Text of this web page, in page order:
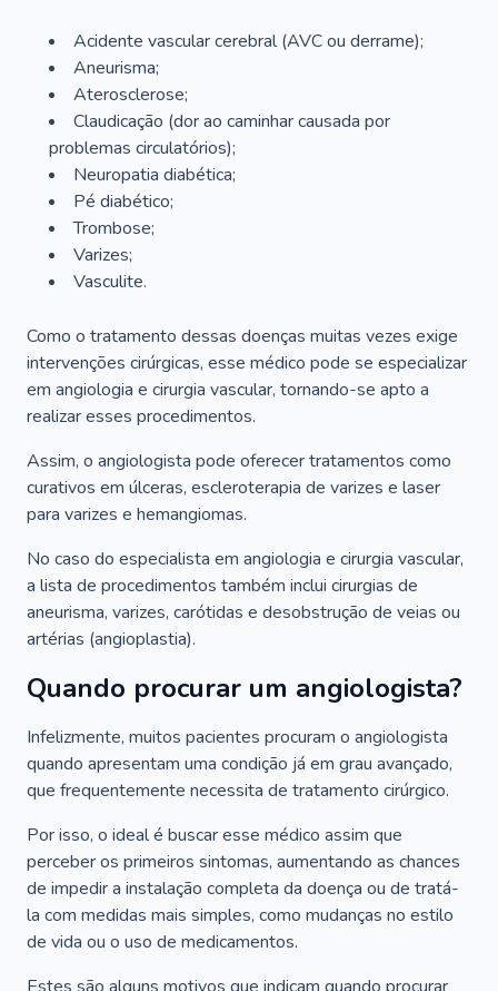
Acidente vascular cerebral (AVC ou derrame);
Aneurisma;
Aterosclerose;
Claudicação (dor ao caminhar causada por
problemas circulatórios);
Neuropatia diabética;
Pé diabético;
Trombose;
Varizes;
Vasculite.
Como o tratamento dessas doenças muitas vezes exige
intervenções cirúrgicas, esse médico pode se especializar
em angiologia e cirurgia vascular, tornando-se apto a
realizar esses procedimentos.
Assim, o angiologista pode oferecer tratamentos como
curativos em úlceras, escleroterapia de varizes e laser
para varizes e hemangiomas.
No caso do especialista em angiologia e cirurgia vascular,
a lista de procedimentos também inclui cirurgias de
aneurisma, varizes, carótidas e desobstrução de veias ou
artérias (angioplastia).
Quando procurar um angiologista?
Infelizmente, muitos pacientes procuram o angiologista
quando apresentam uma condição já em grau avançado,
que frequentemente necessita de tratamento cirúrgico.
Por isso, o ideal é buscar esse médico assim que
perceber os primeiros sintomas, aumentando as chances
de impedir a instalação completa da doença ou de tratá-
la com medidas mais simples, como mudanças no estilo
de vida ou o uso de medicamentos.